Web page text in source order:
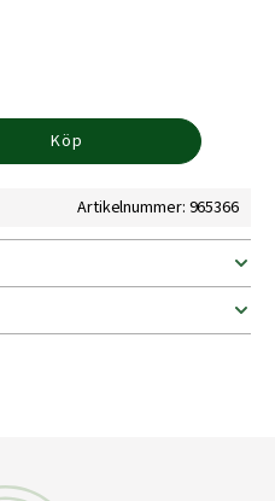
Köp
Artikelnummer: 965366